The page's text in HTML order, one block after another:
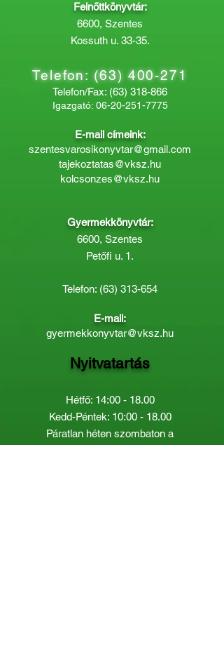
Felnőttkönyvtár:
6600, Szentes
Kossuth u. 33-35.
Telefon:(63) 400-271
Telefon/Fax: (63) 318-866
Igazgató: 06-20-251-7775
E-mail címeink:
szentesvarosikonyvtar@gmail.com
tajekoztatas@vksz.hu
kolcsonzes@vksz.hu
Gyermekkönyvtár:
6600, Szentes
Petőfi u. 1.
Telefon: (63) 313-654
E-mail:
gyermekkonyvtar@vksz.hu
Nyitvatartás
Hétfő: 14:00 - 18.00
Kedd-Péntek: 10:00 - 18.00
Páratlan héten szombaton a